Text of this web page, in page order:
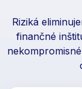
Riziká
finančné